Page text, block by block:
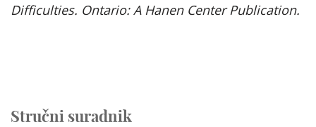
Difficulties. Ontario: A Hanen Center Publication.
Stručni suradnik